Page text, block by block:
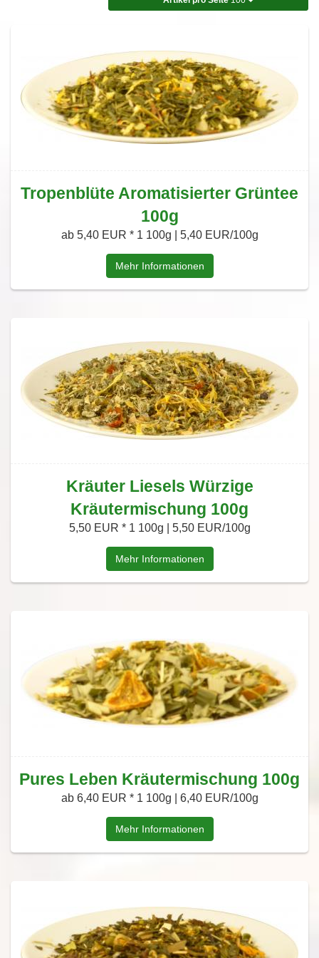
Tropenblüte Aromatisierter Grüntee
100g
ab 5,40 EUR * 1 100g | 5,40 EUR/100g
Mehr Informationen
Kräuter Liesels Würzige
Kräutermischung 100g
5,50 EUR * 1 100g | 5,50 EUR/100g
Mehr Informationen
Pures Leben Kräutermischung 100g
ab 6,40 EUR * 1 100g | 6,40 EUR/100g
Mehr Informationen